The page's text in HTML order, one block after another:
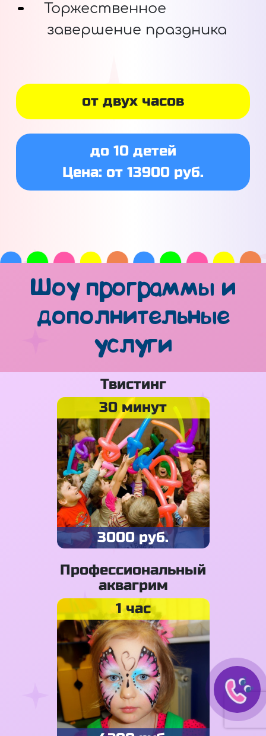
Торжественное
завершение праздника
от двух часов
до 10 детей
Цена: от 13900 руб.
Шоу программы и
дополнительные
услуги
Твистинг
30 минут
3000 руб.
Профессиональный
аквагрим
1 час